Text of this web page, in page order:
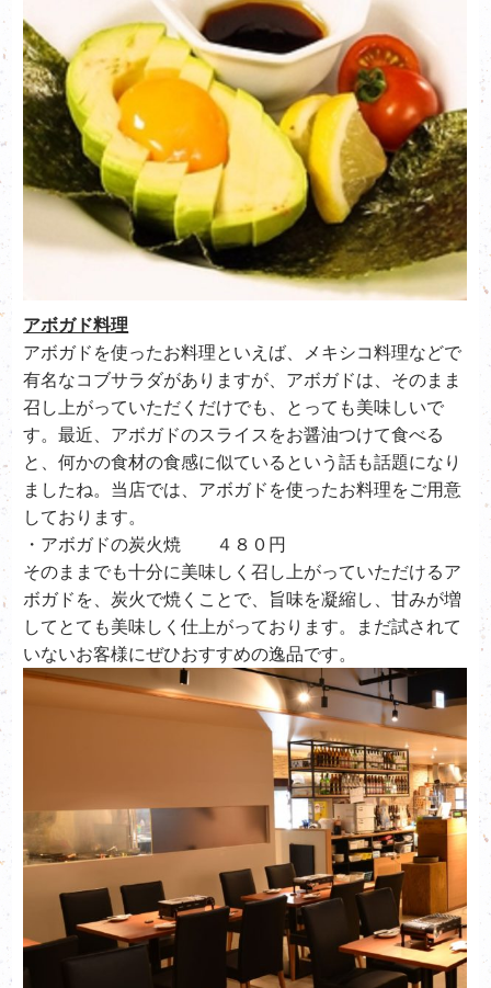
アボガド料理
アボガドを使ったお料理といえば、メキシコ料理などで
有名なコブサラダがありますが、アボガドは、そのまま
召し上がっていただくだけでも、とっても美味しいで
す。最近、アボガドのスライスをお醤油つけて食べる
と、何かの食材の食感に似ているという話も話題になり
ましたね。当店では、アボガドを使ったお料理をご用意
しております。
・アボガドの炭火焼 ４８０円
そのままでも十分に美味しく召し上がっていただけるア
ボガドを、炭火で焼くことで、旨味を凝縮し、甘みが増
してとても美味しく仕上がっております。まだ試されて
いないお客様にぜひおすすめの逸品です。